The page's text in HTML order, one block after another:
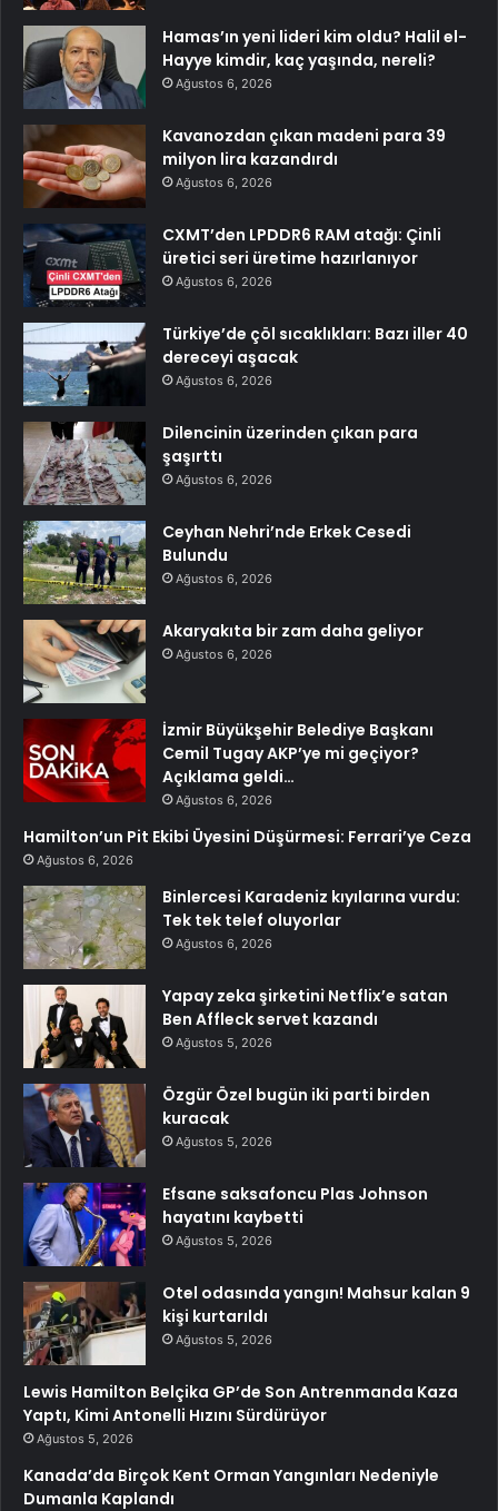
Hamas’ın yeni lideri kim oldu? Halil el-
Hayye kimdir, kaç yaşında, nereli?
Ağustos 6, 2026
Kavanozdan çıkan madeni para 39
milyon lira kazandırdı
Ağustos 6, 2026
CXMT’den LPDDR6 RAM atağı: Çinli
üretici seri üretime hazırlanıyor
Ağustos 6, 2026
Türkiye’de çöl sıcaklıkları: Bazı iller 40
dereceyi aşacak
Ağustos 6, 2026
Dilencinin üzerinden çıkan para
şaşırttı
Ağustos 6, 2026
Ceyhan Nehri’nde Erkek Cesedi
Bulundu
Ağustos 6, 2026
Akaryakıta bir zam daha geliyor
Ağustos 6, 2026
İzmir Büyükşehir Belediye Başkanı
Cemil Tugay AKP’ye mi geçiyor?
Açıklama geldi…
Ağustos 6, 2026
Hamilton’un Pit Ekibi Üyesini Düşürmesi: Ferrari’ye Ceza
Ağustos 6, 2026
Binlercesi Karadeniz kıyılarına vurdu:
Tek tek telef oluyorlar
Ağustos 6, 2026
Yapay zeka şirketini Netflix’e satan
Ben Affleck servet kazandı
Ağustos 5, 2026
Özgür Özel bugün iki parti birden
kuracak
Ağustos 5, 2026
Efsane saksafoncu Plas Johnson
hayatını kaybetti
Ağustos 5, 2026
Otel odasında yangın! Mahsur kalan 9
kişi kurtarıldı
Ağustos 5, 2026
Lewis Hamilton Belçika GP’de Son Antrenmanda Kaza
Yaptı, Kimi Antonelli Hızını Sürdürüyor
Ağustos 5, 2026
Kanada’da Birçok Kent Orman Yangınları Nedeniyle
Dumanla Kaplandı